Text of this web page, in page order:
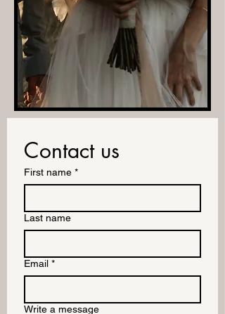
Contact us
First name *
Last name
Email *
Write a message